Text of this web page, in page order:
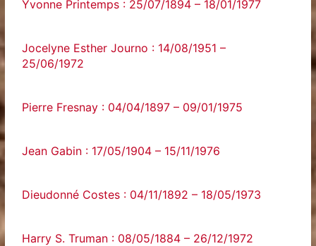
Yvonne Printemps : 25/07/1894 – 18/01/1977
Jocelyne Esther Journo : 14/08/1951 –
25/06/1972
Pierre Fresnay : 04/04/1897 – 09/01/1975
Jean Gabin : 17/05/1904 – 15/11/1976
Dieudonné Costes : 04/11/1892 – 18/05/1973
Harry S. Truman : 08/05/1884 – 26/12/1972